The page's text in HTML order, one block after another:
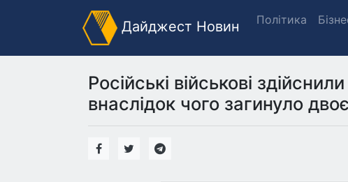
Дайджест Новин Політика
Російські військові
внаслідок чого загинуло